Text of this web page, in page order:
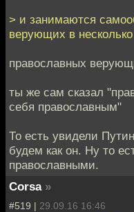
> и занимаются
верующих в
православных
ты же сам сказал
себя православным"
То есть увидели
будем как он. Ну то
православными.
Corsa »
#519 | 29.09.16 16:46